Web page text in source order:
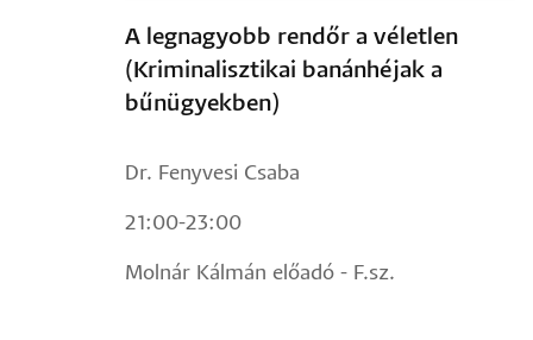
A legnagyobb rendőr a véletlen
(Kriminalisztikai banánhéjak a
bűnügyekben)
Dr. Fenyvesi Csaba
21:00-23:00
Molnár Kálmán előadó - F.sz.